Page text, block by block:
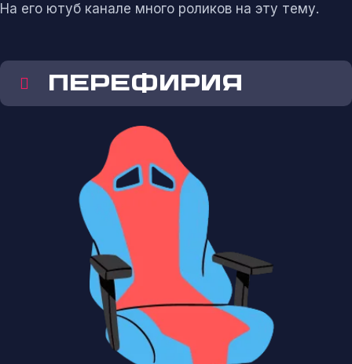
На его ютуб канале много роликов на эту тему.
ПЕРЕФИРИЯ